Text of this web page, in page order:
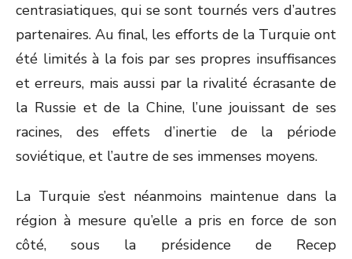
centrasiatiques, qui se sont tournés vers d’autres
partenaires. Au final, les efforts de la Turquie ont
été limités à la fois par ses propres insuffisances
et erreurs, mais aussi par la rivalité écrasante de
la Russie et de la Chine, l’une jouissant de ses
racines, des effets d’inertie de la période
soviétique, et l’autre de ses immenses moyens.
La Turquie s’est néanmoins maintenue dans la
région à mesure qu’elle a pris en force de son
côté, sous la présidence de Recep